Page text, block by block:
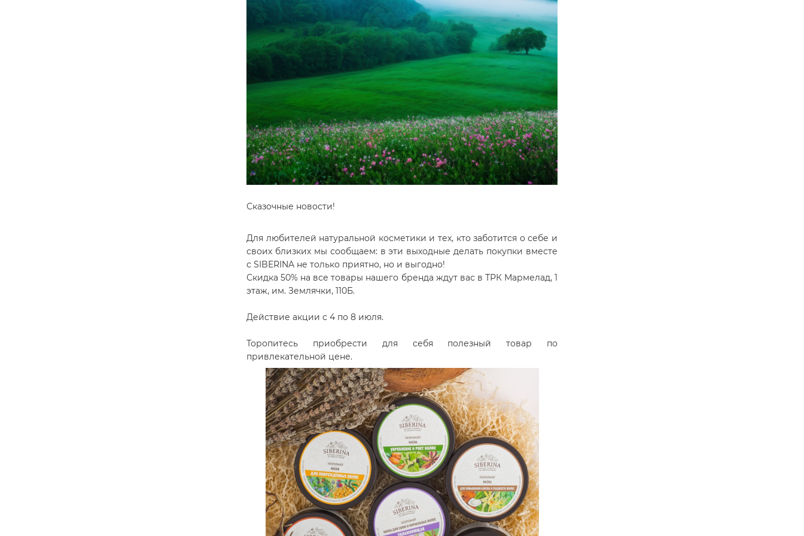
Сказочные новости!
Для любителей натуральной косметики и тех, кто заботится о себе и
своих близких мы сообщаем: в эти выходные делать покупки вместе
с SIBERINA не только приятно, но и выгодно!
Скидка 50% на все товары нашего бренда ждут вас в ТРК Мармелад, 1
этаж, им. Землячки, 110Б.
Действие акции с 4 по 8 июля.
Торопитесь приобрести для себя полезный товар по
привлекательной цене.